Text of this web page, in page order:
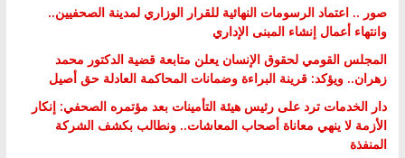
صور .. اعتماد الرسومات النهائية للقرار الوزاري لمدينة الصحفيين..
وانتهاء أعمال إنشاء المبنى الإداري
المجلس القومي لحقوق الإنسان يعلن متابعة قضية الدكتور محمد
زهران.. ويؤكد: قرينة البراءة وضمانات المحاكمة العادلة حق أصيل
دار الخدمات ترد على رئيس هيئة التأمينات بعد مؤتمره الصحفي: إنكار
الأزمة لا ينهي معاناة أصحاب المعاشات.. ونطالب بكشف الشركة
المنفذة